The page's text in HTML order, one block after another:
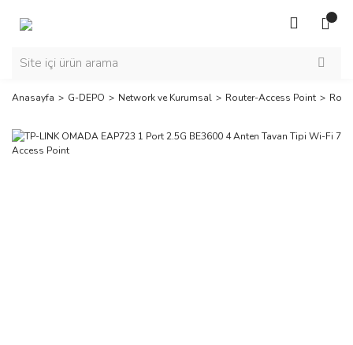
Anasayfa G-DEPO Network ve Kurumsal Router-Access Point